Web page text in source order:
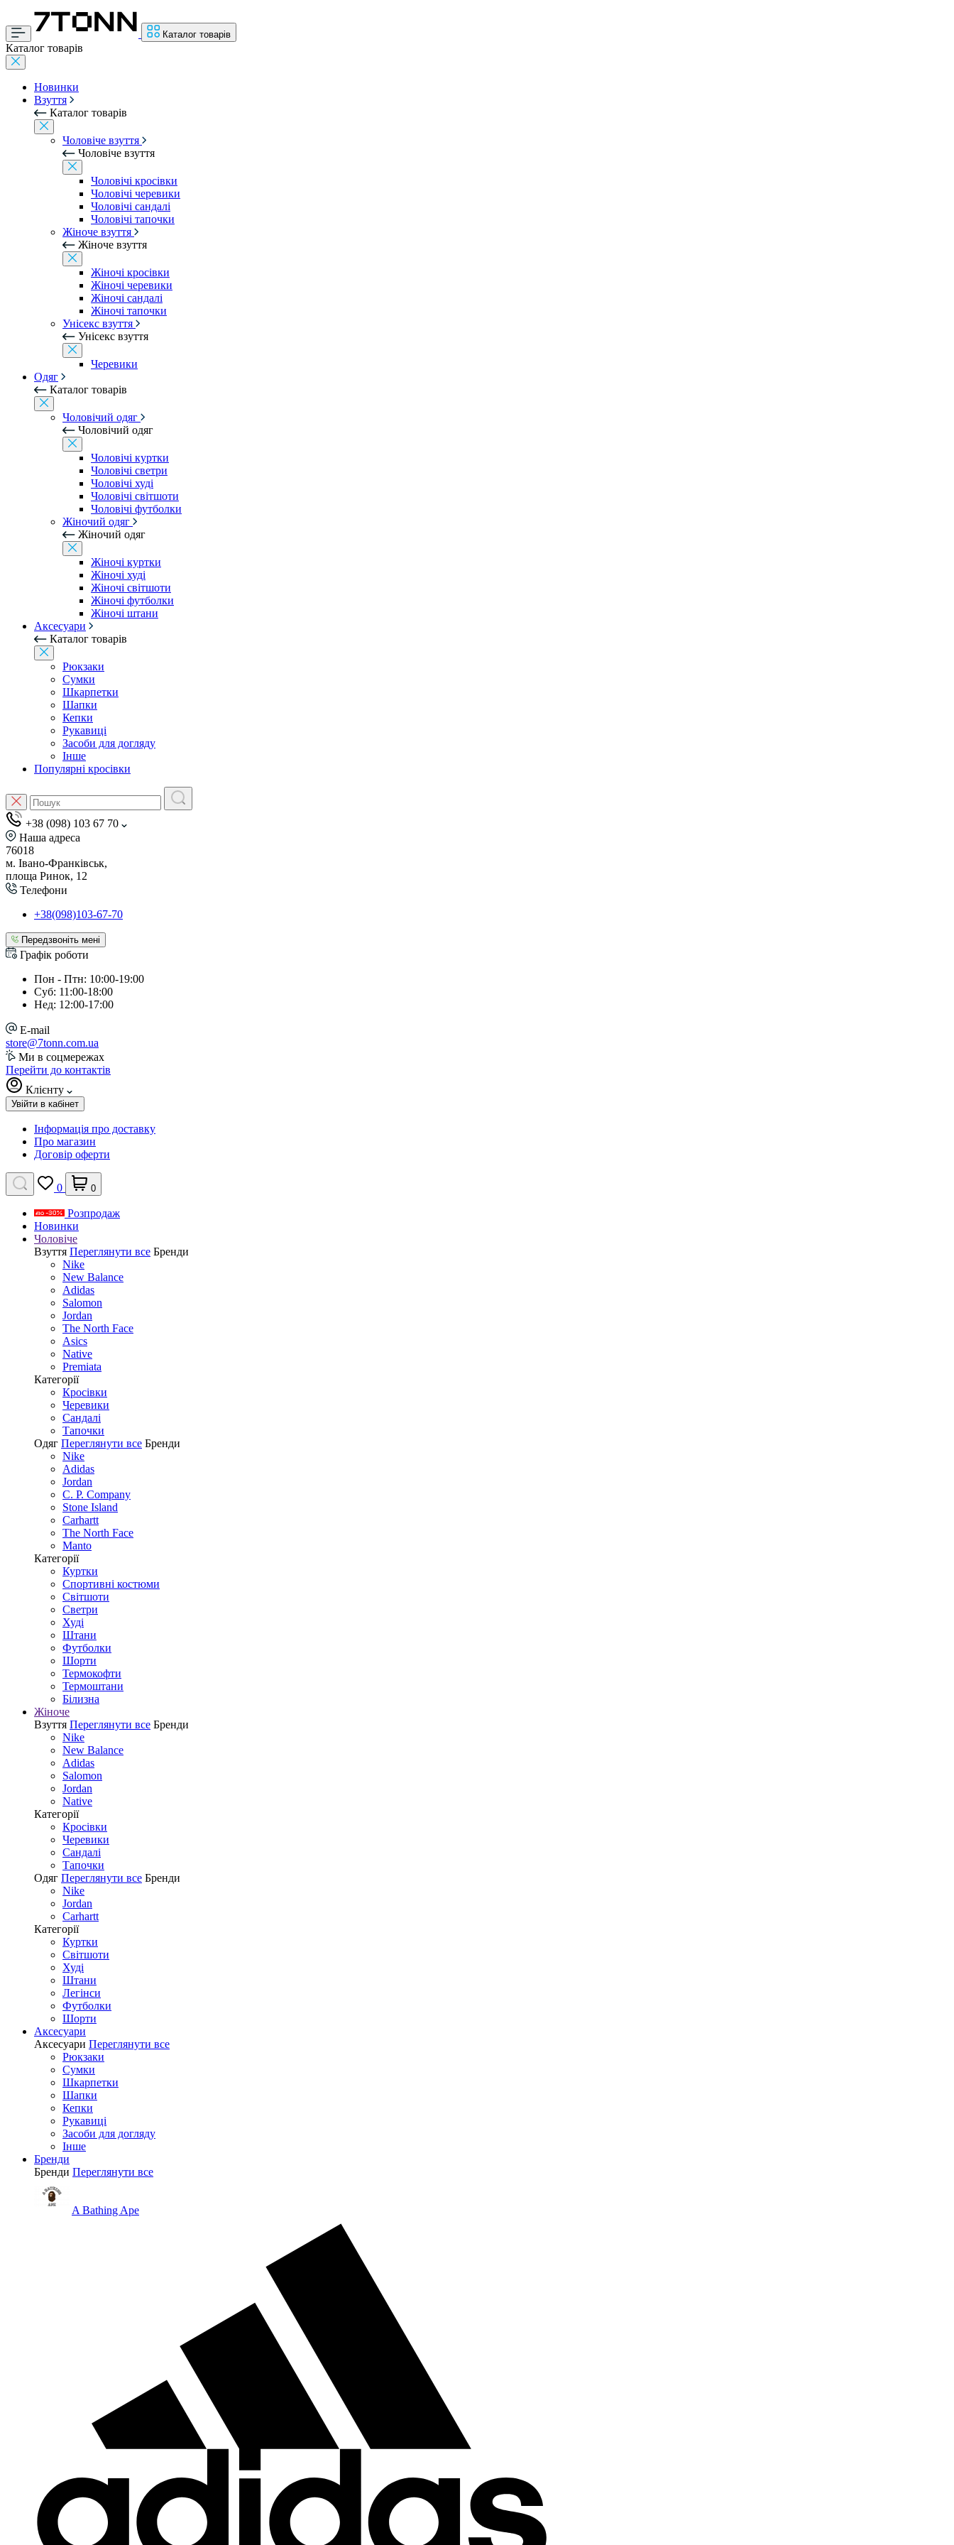
Каталог товарів
Каталог товарів
Новинки
Взуття
Каталог товарів
Чоловіче взуття
Чоловіче взуття
Чоловічі кросівки
Чоловічі черевики
Чоловічі сандалі
Чоловічі тапочки
Жіноче взуття
Жіноче взуття
Жіночі кросівки
Жіночі черевики
Жіночі сандалі
Жіночі тапочки
Унісекс взуття
Унісекс взуття
Черевики
Одяг
Каталог товарів
Чоловічий одяг
Чоловічий одяг
Чоловічі куртки
Чоловічі светри
Чоловічі худі
Чоловічі світшоти
Чоловічі футболки
Жіночий одяг
Жіночий одяг
Жіночі куртки
Жіночі худі
Жіночі світшоти
Жіночі футболки
Жіночі штани
Аксесуари
Каталог товарів
Рюкзаки
Сумки
Шкарпетки
Шапки
Кепки
Рукавиці
Засоби для догляду
Інше
Популярні кросівки
+38 (098) 103 67 70
Наша адреса
76018
м. Івано-Франківськ,
площа Ринок, 12
Телефони
+38(098)103-67-70
Передзвоніть мені
Графік роботи
Пон - Птн: 10:00-19:00
Суб: 11:00-18:00
Нед: 12:00-17:00
E-mail
store@7tonn.com.ua
Ми в соцмережах
Перейти до контактів
Клієнту
Увійти в кабінет
Інформація про доставку
Про магазин
Договір оферти
0 0
Розпродаж
Новинки
Чоловіче
Взуття Переглянути все Бренди
Nike
New Balance
Adidas
Salomon
Jordan
The North Face
Asics
Native
Premiata
Категорії
Кросівки
Черевики
Сандалі
Tапочки
Одяг Переглянути все Бренди
Nike
Adidas
Jordan
C. P. Company
Stone Island
Carhartt
The North Face
Manto
Категорії
Куртки
Спортивні костюми
Світшоти
Светри
Худі
Штани
Футболки
Шорти
Термокофти
Термоштани
Білизна
Жіноче
Взуття Переглянути все Бренди
Nike
New Balance
Adidas
Salomon
Jordan
Native
Категорії
Кросівки
Черевики
Сандалі
Tапочки
Одяг Переглянути все Бренди
Nike
Jordan
Carhartt
Категорії
Куртки
Світшоти
Худі
Штани
Легінси
Футболки
Шорти
Аксесуари
Аксесуари Переглянути все
Рюкзаки
Сумки
Шкарпетки
Шапки
Кепки
Рукавиці
Засоби для догляду
Інше
Бренди
Бренди Переглянути все
A Bathing Ape